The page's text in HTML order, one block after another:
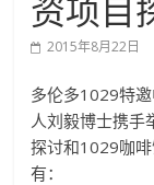
资项目
2015年8月22日
多伦多1029特
人刘毅博士携手
探讨和1029咖
有：